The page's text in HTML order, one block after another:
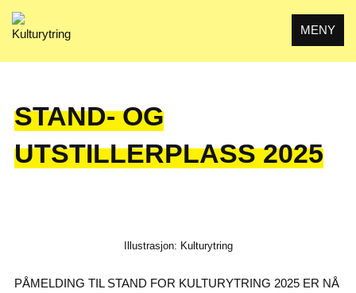
MENY
STAND- OG
UTSTILLERPLASS 2025
Illustrasjon: Kulturytring
PÅMELDING TIL STAND FOR KULTURYTRING 2025 ER NÅ